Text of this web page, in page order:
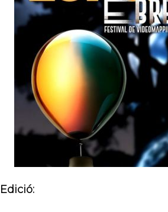
Edició: